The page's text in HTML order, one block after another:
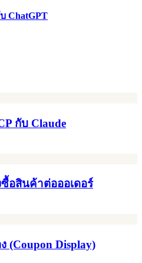
ChatGPT
กับ Claude
อสินค้าต่อออเดอร์
(Coupon Display)